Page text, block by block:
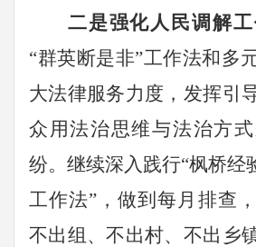
二是强化人民调解
“群英断是非”工作法和多
大法律服务力度，发挥引
众用法治思维与法治方
纷。继续深入践行“枫桥经
工作法”，做到每月排查
不出组、不出村、不出乡